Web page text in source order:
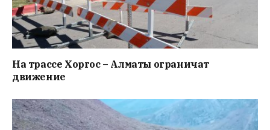
На трассе Хоргос – Алматы ограничат
движение